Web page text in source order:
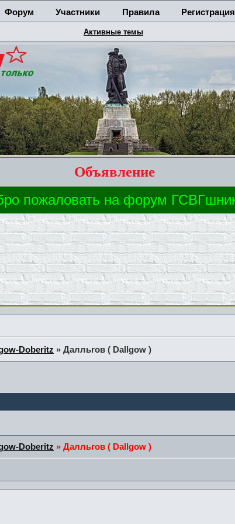
Форум Участники Правила Регистрация
Активные темы
Объявление
Doberitz »Далльгов ( Dallgow )
Doberitz »Далльгов ( Dallgow )